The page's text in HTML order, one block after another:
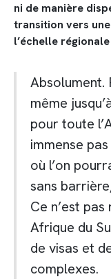
ni de manière
transition vers
l’échelle
Absolument.
même
pour toute
immense
où l’on
sans
Ce n’est
Afrique du
de visas et
complexes.